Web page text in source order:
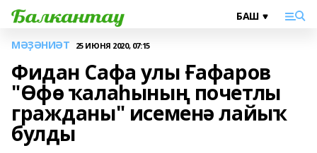
МӘҘӘНИӘТ 25 ИЮНЯ 2020, 07:15
Фидан Сафа улы Ғафаров
"Өфө ҡалаһының почетлы
гражданы" исеменә лайыҡ
булды